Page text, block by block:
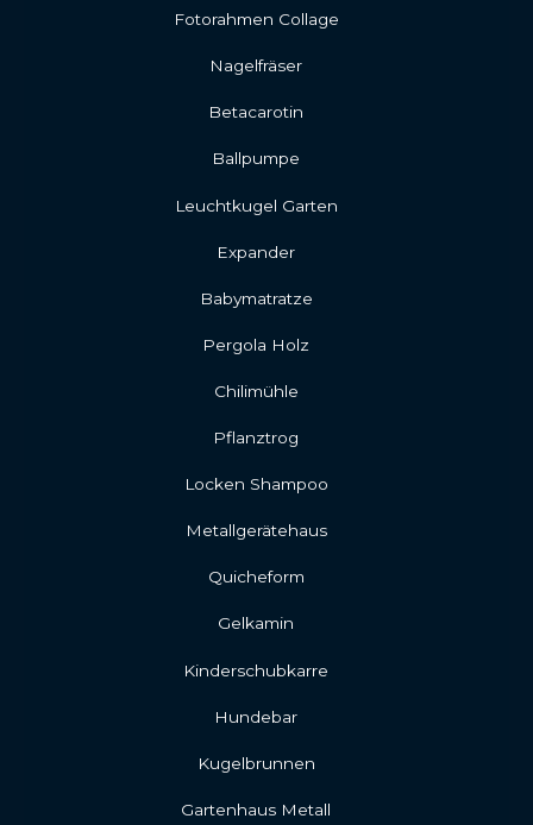
Fotorahmen Collage
Nagelfräser
Betacarotin
Ballpumpe
Leuchtkugel Garten
Expander
Babymatratze
Pergola Holz
Chilimühle
Pflanztrog
Locken Shampoo
Metallgerätehaus
Quicheform
Gelkamin
Kinderschubkarre
Hundebar
Kugelbrunnen
Gartenhaus Metall